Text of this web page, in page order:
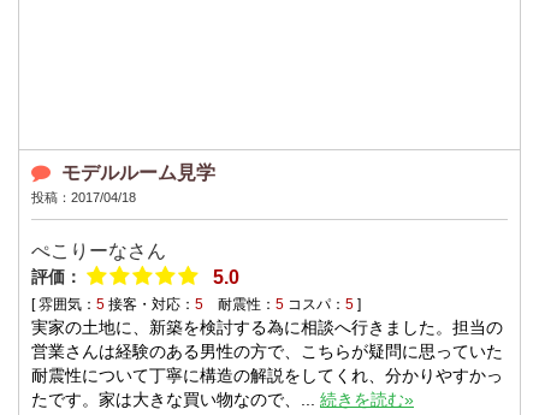
モデルルーム見学
投稿：2017/04/18
ぺこりーなさん
評価： 5.0
[ 雰囲気： 5 接客・対応： 5 耐震性： 5 コスパ： 5 ]
実家の土地に、新築を検討する為に相談へ行きました。担当の
営業さんは経験のある男性の方で、こちらが疑問に思っていた
耐震性について丁寧に構造の解説をしてくれ、分かりやすかっ
たです。家は大きな買い物なので、...
続きを読む»